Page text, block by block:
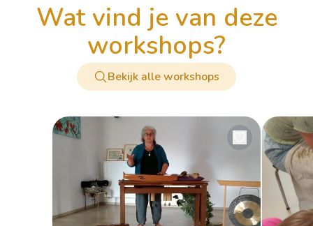
wat vind je van deze
workshops?
Bekijk alle workshops